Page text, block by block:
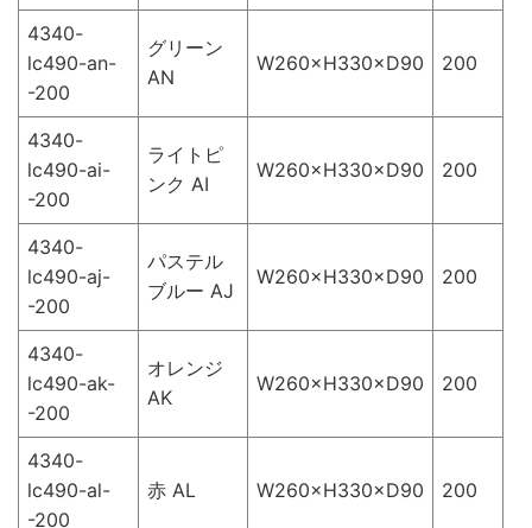
4340-
lc490-an-
-200
グリーン
AN
W260×H330×D90 200
4340-
lc490-ai-
-200
ライトピ
ンク AI
W260×H330×D90 200
4340-
lc490-aj-
-200
パステル
ブルー AJ
W260×H330×D90 200
4340-
lc490-ak-
-200
オレンジ
AK
W260×H330×D90 200
4340-
lc490-al-
-200
赤 AL W260×H330×D90 200